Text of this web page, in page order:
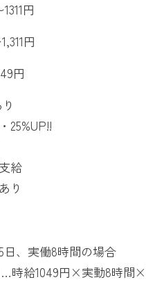
円
円
円
25%UP!!
給
り
日、実働8時間の場合
…時給1049円×実動8時間